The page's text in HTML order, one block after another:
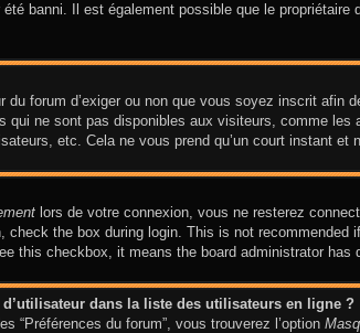
banni. Il est également possible que le
forum d’exiger ou non que vous soyez inscrit afin
ne sont pas disponibles aux visiteurs, comme les
etc. Cela ne vous prend qu’un court instant
lors de votre connexion, vous ne resterez
the box during login. This is not recommended
this checkbox, it means the board administrator has
dans la liste des utilisateurs en ligne ?
“Préférences du forum”, vous trouverez l’option